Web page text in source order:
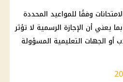
وفقًا للمواعيد المحددة
يعني أن الإجازة الرسمية لا تؤثر
أو الجهات التعليمية المسؤولة